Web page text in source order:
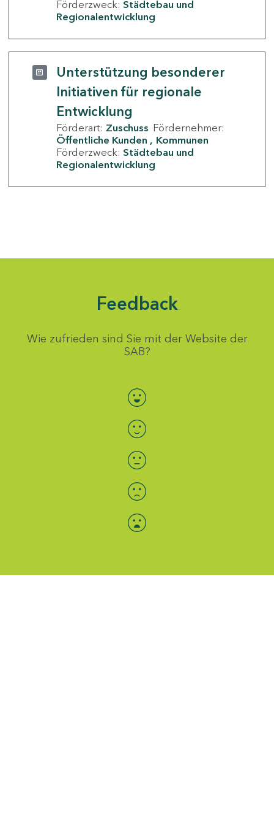
Förderzweck: Städtebau und
Regionalentwicklung
Unterstützung besonderer
Initiativen für regionale
Entwicklung
Förderart: Zuschuss Fördernehmer:
Öffentliche Kunden
Kommunen
Förderzweck: Städtebau und
Regionalentwicklung
Feedback
Wie zufrieden sind Sie mit der Website der
SAB?
Bewertung auswählen